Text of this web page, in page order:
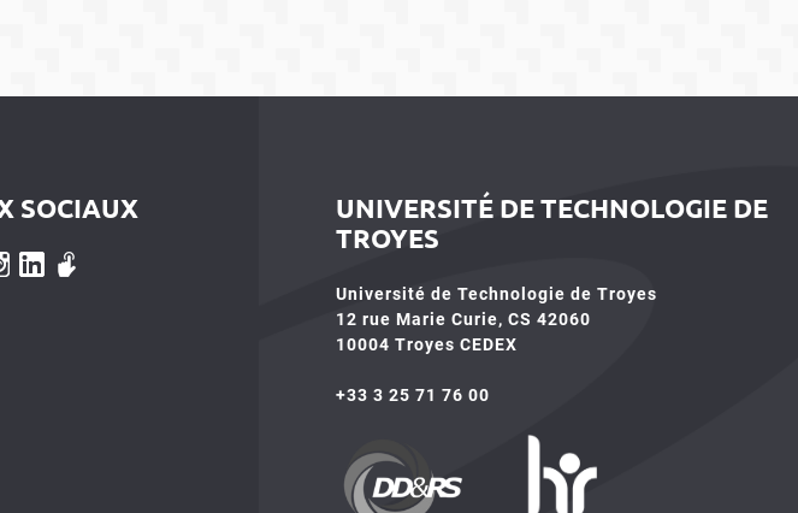
SOCIAUX
UNIVERSITÉ DE TECHNOLOGIE DE
TROYES
Université de Technologie de Troyes
12 rue Marie Curie, CS 42060
10004 Troyes CEDEX
+33 3 25 71 76 00